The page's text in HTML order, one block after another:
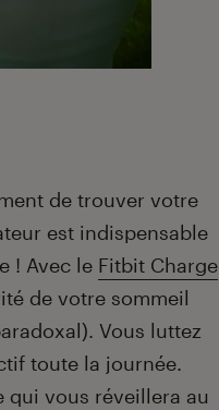
de trouver votre
est indispensable
! Avec le Fitbit Charge
de votre sommeil
Vous luttez
toute la journée.
qui vous réveillera au